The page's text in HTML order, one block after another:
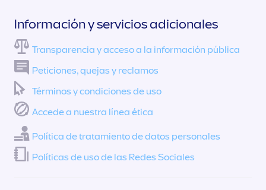
Información y servicios adicionales
Transparencia y acceso a la información pública
Peticiones, quejas y reclamos
Términos y condiciones de uso
Accede a nuestra línea ética
Política de tratamiento de datos personales
Políticas de uso de las Redes Sociales